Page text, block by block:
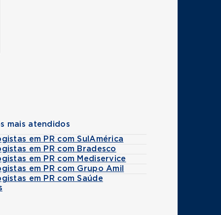
mais atendidos
em PR com SulAmérica
em PR com Bradesco
em PR com Mediservice
em PR com Grupo Amil
em PR com Saúde